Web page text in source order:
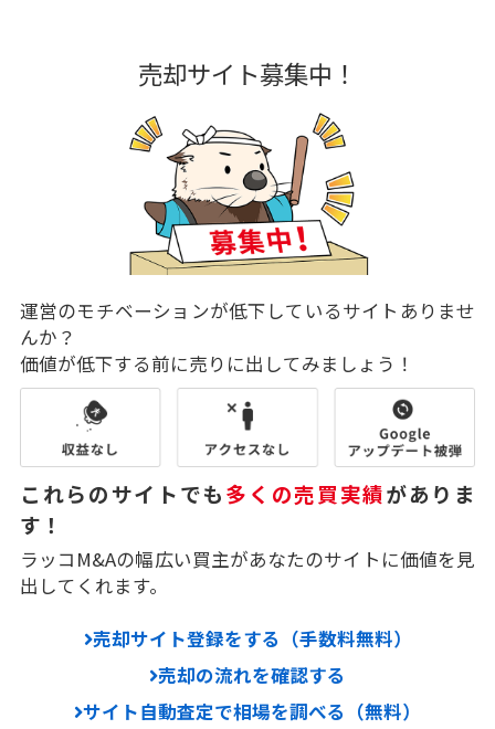
売却サイト募集中！
運営のモチベーションが低下しているサイトありませ
んか？
価値が低下する前に売りに出してみましょう！
これらのサイトでも多くの売買実績がありま
す！
ラッコM&Aの幅広い買主があなたのサイトに価値を見
出してくれます。
売却サイト登録をする（手数料無料）
売却の流れを確認する
サイト自動査定で相場を調べる（無料）